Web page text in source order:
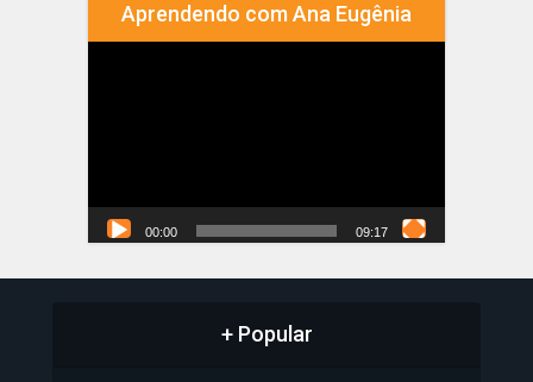
Aprendendo com Ana Eugênia
00:00 09:17
+ Popular